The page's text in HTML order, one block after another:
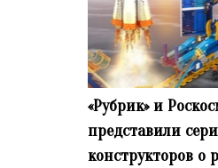
«Рубрик» и
представили
конструкторов о